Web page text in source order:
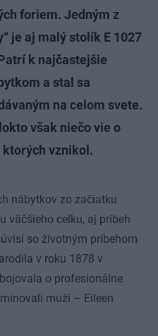
foriem. Jedným z
je aj malý stolík E 1027
k najčastejšie
a stal sa
na celom svete.
však niečo vie o
ktorých vznikol.
nábytkov zo začiatku
väčšieho celku, aj príbeh
so životným príbehom
v roku 1878 v
o profesionálne
muži – Eileen